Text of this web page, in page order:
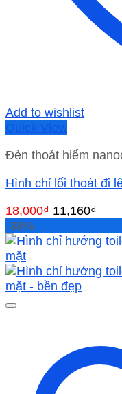
Add to wishlist
Quick View
Đèn thoát hiểm
Hình chỉ lối thoát đi
18,000₫ Giá
là:
11,160₫
tại
-38%